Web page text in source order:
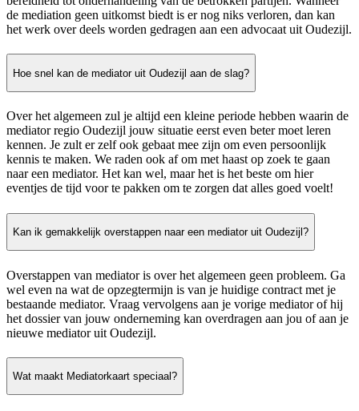
de mediation geen uitkomst biedt is er nog niks verloren, dan kan
het werk over deels worden gedragen aan een advocaat uit Oudezijl.
Hoe snel kan de mediator uit Oudezijl aan de slag?
Over het algemeen zul je altijd een kleine periode hebben waarin de
mediator regio Oudezijl jouw situatie eerst even beter moet leren
kennen. Je zult er zelf ook gebaat mee zijn om even persoonlijk
kennis te maken. We raden ook af om met haast op zoek te gaan
naar een mediator. Het kan wel, maar het is het beste om hier
eventjes de tijd voor te pakken om te zorgen dat alles goed voelt!
Kan ik gemakkelijk overstappen naar een mediator uit Oudezijl?
Overstappen van mediator is over het algemeen geen probleem. Ga
wel even na wat de opzegtermijn is van je huidige contract met je
bestaande mediator. Vraag vervolgens aan je vorige mediator of hij
het dossier van jouw onderneming kan overdragen aan jou of aan je
nieuwe mediator uit Oudezijl.
Wat maakt Mediatorkaart speciaal?